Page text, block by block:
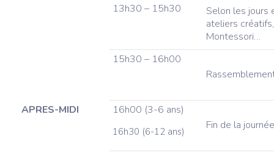
APRES-MIDI
13h30 – 15h30
Selon les jours
ateliers
Montessori…
15h30 – 16h00
16h00 (3-6 ans)
16h30 (6-12 ans) Fin de la